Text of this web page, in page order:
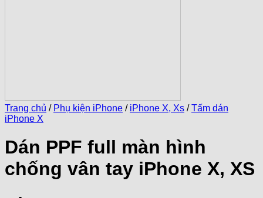
Trang chủ / Phụ kiện iPhone / iPhone X, Xs / Tấm dán
iPhone X
Dán PPF full màn hình
chống vân tay iPhone X, XS